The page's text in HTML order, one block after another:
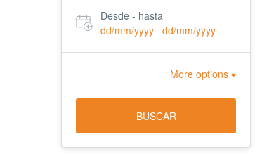
Desde - hasta
dd/mm/yyyy - dd/mm/yyyy
More options
BUSCAR